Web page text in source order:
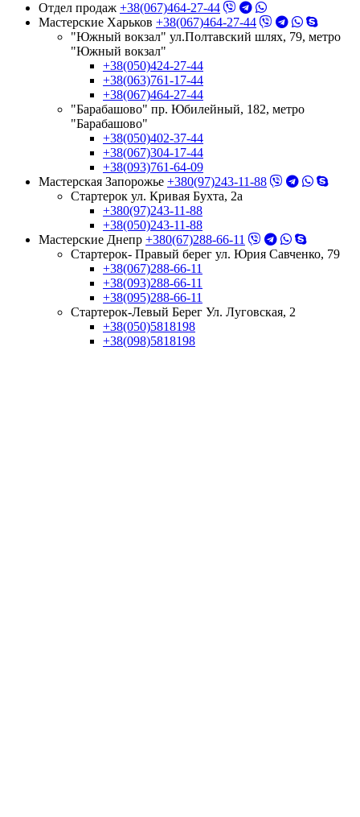
Отдел продаж +38(067)464-27-44
Мастерские Харьков +38(067)464-27-44
"Южный вокзал" ул.Полтавский шлях, 79, метро
"Южный вокзал"
+38(050)424-27-44
+38(063)761-17-44
+38(067)464-27-44
"Барабашово" пр. Юбилейный, 182, метро
"Барабашово"
+38(050)402-37-44
+38(067)304-17-44
+38(093)761-64-09
Мастерская Запорожье +380(97)243-11-88
Стартерок ул. Кривая Бухта, 2а
+380(97)243-11-88
+38(050)243-11-88
Мастерские Днепр +380(67)288-66-11
Стартерок- Правый берег ул. Юрия Савченко, 79
+38(067)288-66-11
+38(093)288-66-11
+38(095)288-66-11
Стартерок-Левый Берег Ул. Луговская, 2
+38(050)5818198
+38(098)5818198